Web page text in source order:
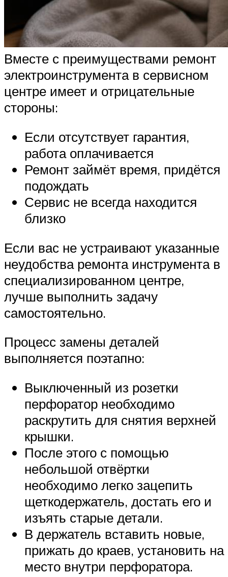
Вместе с преимуществами ремонт
электроинструмента в сервисном
центре имеет и отрицательные
стороны:
Если отсутствует гарантия,
работа оплачивается
Ремонт займёт время, придётся
подождать
Сервис не всегда находится
близко
Если вас не устраивают указанные
неудобства ремонта инструмента в
специализированном центре,
лучше выполнить задачу
самостоятельно.
Процесс замены деталей
выполняется поэтапно:
Выключенный из розетки
перфоратор необходимо
раскрутить для снятия верхней
крышки.
После этого с помощью
небольшой отвёртки
необходимо легко зацепить
щеткодержатель, достать его и
изъять старые детали.
В держатель вставить новые,
прижать до краев, установить на
место внутри перфоратора.